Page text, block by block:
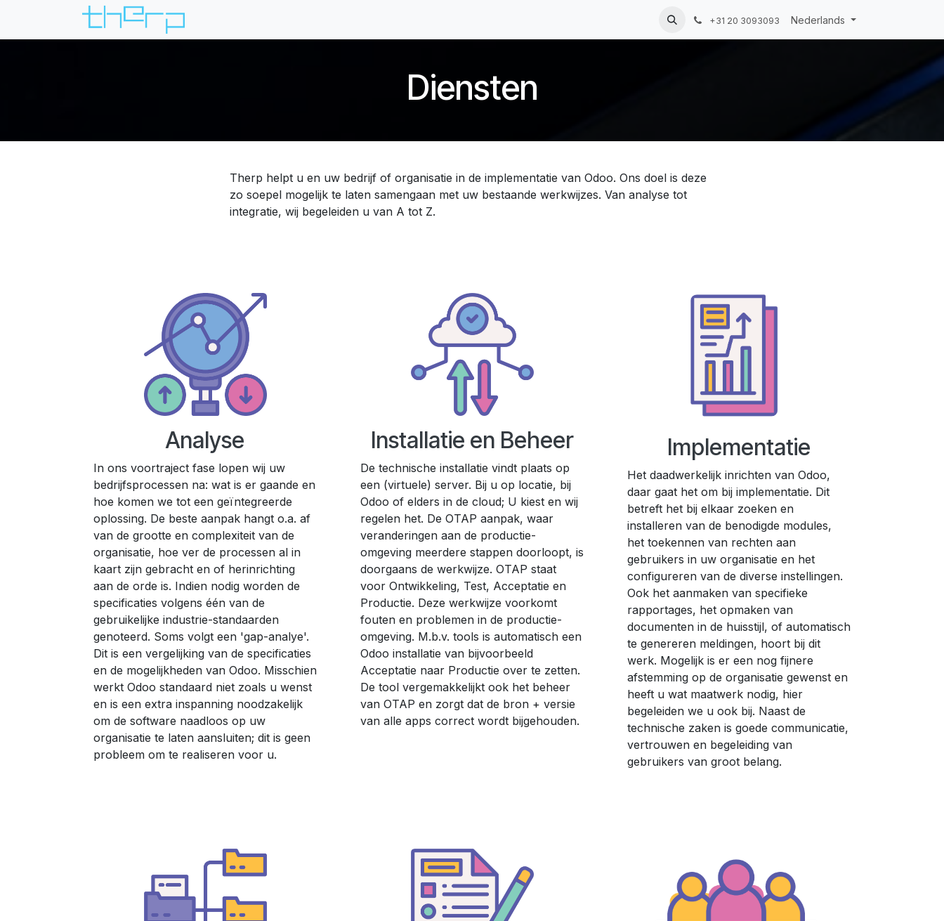
Overslaan naar inhoud
+31 20 3093093 Nederlands
Diensten
Therp helpt u en uw bedrijf of organisatie in de implementatie van Odoo. Ons doel is deze
zo soepel mogelijk te laten samengaan met uw bestaande werkwijzes. Van analyse tot
integratie, wij begeleiden u van A tot Z.
Analyse
In ons voortraject fase lopen wij uw
bedrijfsprocessen na: wat is er gaande en
hoe komen we tot een geïntegreerde
oplossing. De beste aanpak hangt o.a. af
van de grootte en complexiteit van de
organisatie, hoe ver de processen al in
kaart zijn gebracht en of herinrichting
aan de orde is. Indien nodig worden de
specificaties volgens één van de
gebruikelijke industrie-standaarden
genoteerd. Soms volgt een 'gap-analye'.
Dit is een vergelijking van de specificaties
en de mogelijkheden van Odoo. Misschien
werkt Odoo standaard niet zoals u wenst
en is een extra inspanning noodzakelijk
om de software naadloos op uw
organisatie te laten aansluiten; dit is geen
probleem om te realiseren voor u.
Installatie en Beheer
De technische installatie vindt plaats op
een (virtuele) server. Bij u op locatie, bij
Odoo of elders in de cloud; U kiest en wij
regelen het. De OTAP aanpak, waar
veranderingen aan de productie-
omgeving meerdere stappen doorloopt, is
doorgaans de werkwijze. OTAP staat
voor Ontwikkeling, Test, Acceptatie en
Productie. Deze werkwijze voorkomt
fouten en problemen in de productie-
omgeving. M.b.v. tools is automatisch een
Odoo installatie van bijvoorbeeld
Acceptatie naar Productie over te zetten.
De tool vergemakkelijkt ook het beheer
van OTAP en zorgt dat de bron + versie
van alle apps correct wordt bijgehouden.
e
Implementatie
Het daadwerkelijk inrichten van Odoo,
daar gaat het om bij implementatie. Dit
betreft het bij elkaar zoeken en
installeren van de benodigde modules,
het toekennen van rechten aan
gebruikers in uw organisatie en het
configureren van de diverse instellingen.
Ook het aanmaken van specifieke
rapportages, het opmaken van
documenten in de huisstijl, of automatisch
te genereren meldingen, hoort bij dit
werk. Mogelijk is er een nog fijnere
afstemming op de organisatie gewenst en
heeft u wat maatwerk nodig, hier
begeleiden we u ook bij. Naast de
technische zaken is goede communicatie,
vertrouwen en begeleiding van
gebruikers van groot belang.